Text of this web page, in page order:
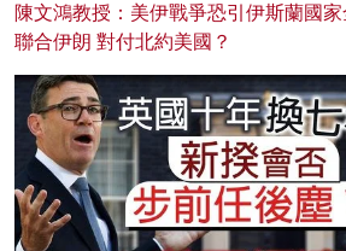
陳文鴻教授：美伊戰爭恐引伊斯蘭國
聯合伊朗 對付北約美國？